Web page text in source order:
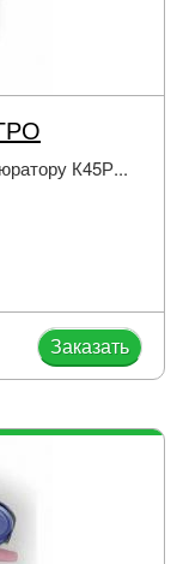
К45Р...
Заказать